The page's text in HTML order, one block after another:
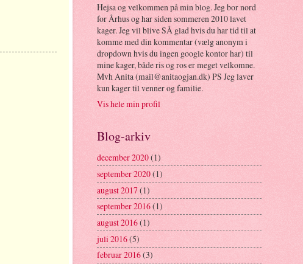
Hejsa og velkommen på min blog. Jeg bor nord
for Århus og har siden sommeren 2010 lavet
kager. Jeg vil blive SÅ glad hvis du har tid til at
komme med din kommentar (vælg anonym i
dropdown hvis du ingen google kontor har) til
mine kager, både ris og ros er meget velkomne.
Mvh Anita (mail@anitaogjan.dk) PS Jeg laver
kun kager til venner og familie.
Vis hele min profil
Blog-arkiv
december 2020(1)
september 2020(1)
august 2017(1)
september 2016(1)
august 2016(1)
juli 2016(5)
februar 2016(3)